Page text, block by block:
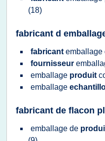
(18)
fabricant d
fabricant emballage
fournisseur
emballage produit
emballage
fabricant de flacon
emballage de